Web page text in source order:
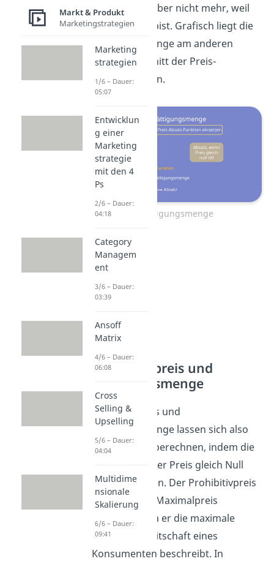
Stück essen, aber nicht mehr, weil
du dann satt bist. Grafisch liegt die
Sättigungsmenge am anderen
Achsenabschnitt der Preis-
Absatzfunktion.
Sättigungsmenge
Prohibitivpreis und
Sättigungsmenge
Prohibitivpreis und
Sättigungsmenge lassen sich also
ganz einfach berechnen, indem die
Menge oder der Preis gleich Null
gesetzt werden. Der Prohibitivpreis
wird auch als Maximalpreis
bezeichnet, da er die maximale
Zahlungsbereitschaft eines
Konsumenten beschreibt. In
Markt & Produkt
Marketingstrategien
Marketing
strategien
1/6 – Dauer:
05:07
Entwicklun
g einer
Marketing
strategie
mit den 4
Ps
2/6 – Dauer:
04:18
Category
Managem
ent
3/6 – Dauer:
03:39
Ansoff
Matrix
4/6 – Dauer:
06:08
Cross
Selling &
Upselling
5/6 – Dauer:
04:04
Multidime
nsionale
Skalierung
6/6 – Dauer:
09:41